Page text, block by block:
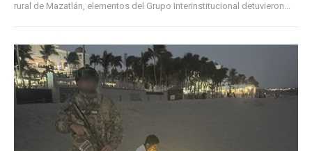
rural de Mazatlán, elementos del Grupo Interinstitucional detuvieron...